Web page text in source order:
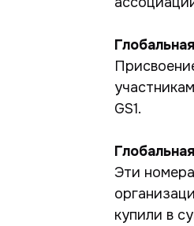
GS1.
Эти
купили в